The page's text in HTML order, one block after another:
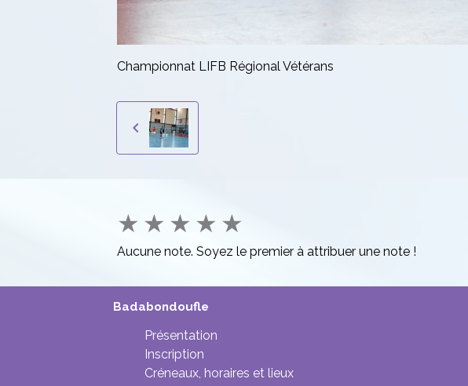
Championnat LIFB Régional Vétérans
★ ★ ★ ★ ★
Aucune note. Soyez le premier à attribuer une note !
Badabondoufle
Présentation
Inscription
Créneaux, horaires et lieux